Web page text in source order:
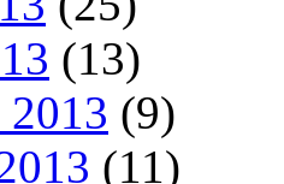
(13)
(9)
(11)